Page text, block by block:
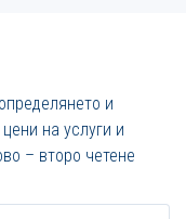
и
на услуги и
– второ четене